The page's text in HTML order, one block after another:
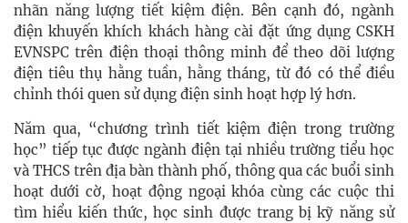
nhãn năng lượng tiết kiệm điện. Bên cạnh đó, ngành
điện khuyến khích khách hàng cài đặt ứng dụng CSKH
EVNSPC trên điện thoại thông minh để theo dõi lượng
điện tiêu thụ hằng tuần, hằng tháng, từ đó có thể điều
chỉnh thói quen sử dụng điện sinh hoạt hợp lý hơn.
Năm qua, “chương trình tiết kiệm điện trong trường
học” tiếp tục được ngành điện tại nhiều trường tiểu học
và THCS trên địa bàn thành phố, thông qua các buổi sinh
hoạt dưới cờ, hoạt động ngoại khóa cùng các cuộc thi
tìm hiểu kiến thức, học sinh được trang bị kỹ năng sử